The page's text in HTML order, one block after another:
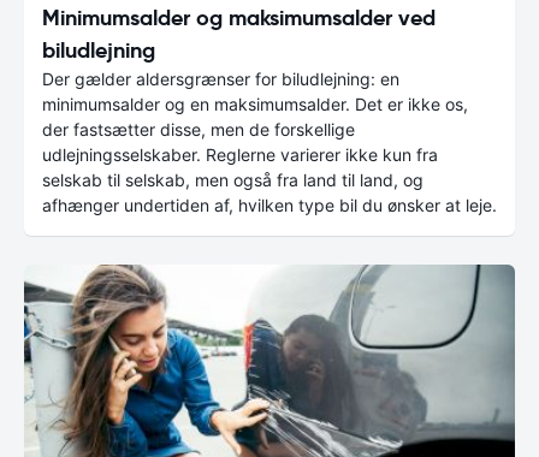
Minimumsalder og maksimumsalder ved
biludlejning
Der gælder aldersgrænser for biludlejning: en
minimumsalder og en maksimumsalder. Det er ikke os,
der fastsætter disse, men de forskellige
udlejningsselskaber. Reglerne varierer ikke kun fra
selskab til selskab, men også fra land til land, og
afhænger undertiden af, hvilken type bil du ønsker at leje.